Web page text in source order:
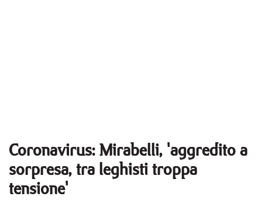
Coronavirus: Mirabelli, 'aggredito a
sorpresa, tra leghisti troppa
tensione'